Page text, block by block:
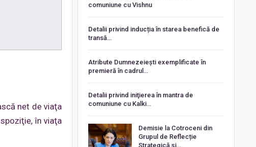
net de viaţa
în viaţa
comuniune cu Vishnu
Detalii privind inducția în starea benefică de
transă…
Atribute Dumnezeiești exemplificate în
premieră în cadrul…
Detalii privind iniţierea în mantra de
comuniune cu Kalki…
Demisie la Cotroceni din
Grupul de Reflecție
Strategică și…